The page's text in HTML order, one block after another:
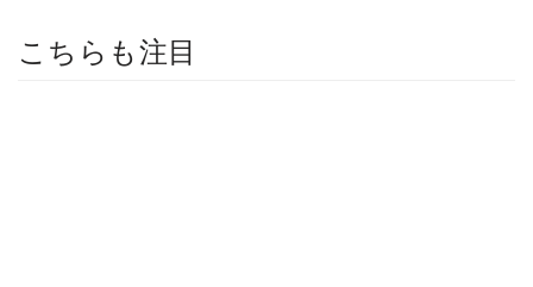
こちらも注目